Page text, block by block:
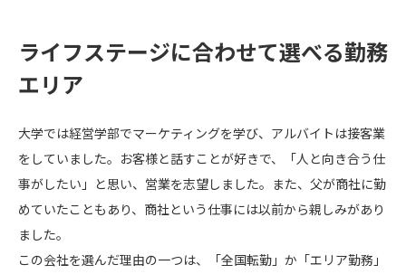
ライフステージに合わせて選べる勤務
エリア
大学では経営学部でマーケティングを学び、アルバイトは接客業
をしていました。お客様と話すことが好きで、「人と向き合う仕
事がしたい」と思い、営業を志望しました。また、父が商社に勤
めていたこともあり、商社という仕事には以前から親しみがあり
ました。
この会社を選んだ理由の一つは、「全国転勤」か「エリア勤務」